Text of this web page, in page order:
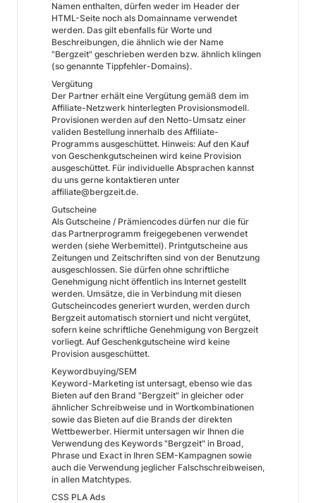
Namen enthalten, dürfen weder im Header der
HTML-Seite noch als Domainname verwendet
werden. Das gilt ebenfalls für Worte und
Beschreibungen, die ähnlich wie der Name
"Bergzeit" geschrieben werden bzw. ähnlich klingen
(so genannte Tippfehler-Domains).
Vergütung
Der Partner erhält eine Vergütung gemäß dem im
Affiliate-Netzwerk hinterlegten Provisionsmodell.
Provisionen werden auf den Netto-Umsatz einer
validen Bestellung innerhalb des Affiliate-
Programms ausgeschüttet. Hinweis: Auf den Kauf
von Geschenkgutscheinen wird keine Provision
ausgeschüttet. Für individuelle Absprachen kannst
du uns gerne kontaktieren unter
affiliate@bergzeit.de.
Gutscheine
Als Gutscheine / Prämiencodes dürfen nur die für
das Partnerprogramm freigegebenen verwendet
werden (siehe Werbemittel). Printgutscheine aus
Zeitungen und Zeitschriften sind von der Benutzung
ausgeschlossen. Sie dürfen ohne schriftliche
Genehmigung nicht öffentlich ins Internet gestellt
werden. Umsätze, die in Verbindung mit diesen
Gutscheincodes generiert wurden, werden durch
Bergzeit automatisch storniert und nicht vergütet,
sofern keine schriftliche Genehmigung von Bergzeit
vorliegt. Auf Geschenkgutscheine wird keine
Provision ausgeschüttet.
Keywordbuying/SEM
Keyword-Marketing ist untersagt, ebenso wie das
Bieten auf den Brand "Bergzeit" in gleicher oder
ähnlicher Schreibweise und in Wortkombinationen
sowie das Bieten auf die Brands der direkten
Wettbewerber. Hiermit untersagen wir Ihnen die
Verwendung des Keywords "Bergzeit" in Broad,
Phrase und Exact in Ihren SEM-Kampagnen sowie
auch die Verwendung jeglicher Falschschreibweisen,
in allen Matchtypes.
CSS PLA Ads